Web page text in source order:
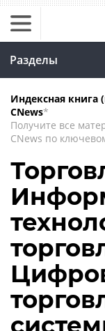
Разделы
Индексная книга
CNews*
Получите все
CNews по